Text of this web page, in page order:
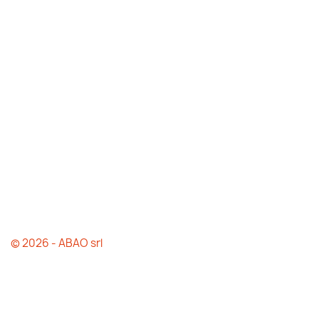
© 2026 - ABAO srl